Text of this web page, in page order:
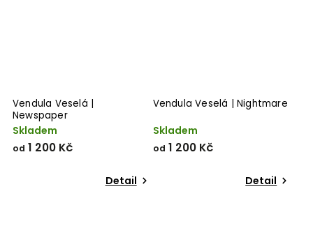
Vendula Veselá |
Newspaper
Skladem
od 1 200 Kč
Detail
Vendula Veselá | Nightmare
Skladem
od 1 200 Kč
Detail